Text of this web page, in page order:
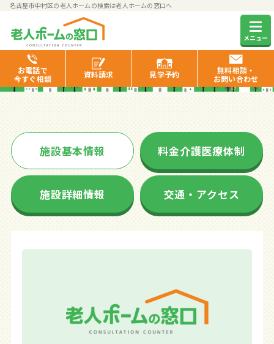
名古屋市中村区の老人ホームの検索は老人ホームの窓口へ
メニュー
お電話で
今すぐ相談
資料請求 見学予約
無料相談・
お問い合わせ
ちとせホーム名駅南
施設基本情報 料金介護医療体制
施設詳細情報 交通・アクセス